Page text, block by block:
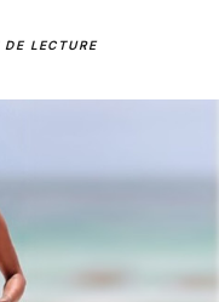
LECTURE